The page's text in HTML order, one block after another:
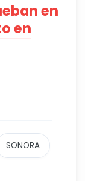
en
en
SONORA